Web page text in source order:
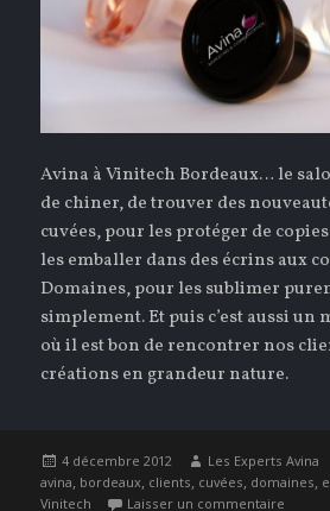
Avina à Vinitech Bordeaux… le
de chiner, de trouver des
cuvées, pour les protéger de
les emballer dans des écrins aux
Domaines, pour les sublimer
simplement. Et puis c’est aussi
où il est bon de rencontrer nos
créations en grandeur nature.
Publié
le
4 décembre 2012 Auteur
Les Experts Avina
avina, bordeaux, clients, cuvées, domaines,
Vinitech Laisser un commentaire